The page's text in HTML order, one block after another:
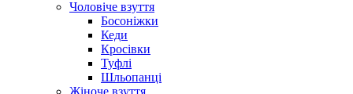
Чоловіче взуття
Босоніжки
Кеди
Кросівки
Туфлі
Шльопанці
Жіноче взуття